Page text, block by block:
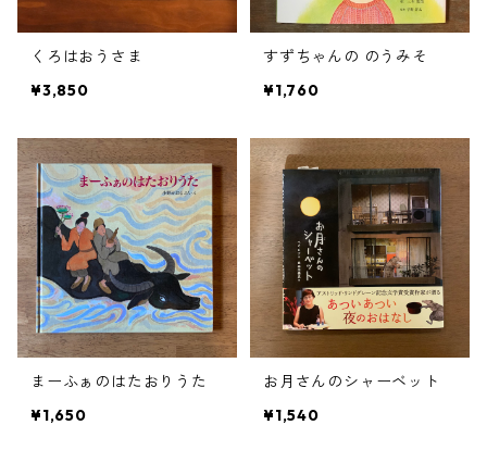
くろはおうさま
¥3,850
すずちゃんの のうみそ
¥1,760
まーふぁのはたおりうた
¥1,650
お月さんのシャーベット
¥1,540